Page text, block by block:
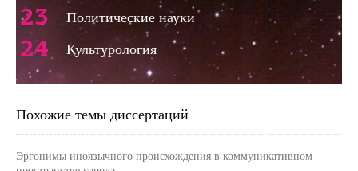
23 Политические науки
24 Культурология
Похожие темы диссертаций
Эргонимы иноязычного происхождения в коммуникативном